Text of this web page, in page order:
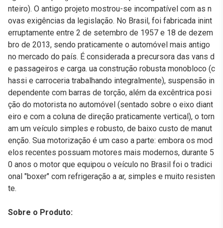
nteiro). O antigo projeto mostrou-se incompatível com as n
ovas exigências da legislação. No Brasil, foi fabricada inint
erruptamente entre 2 de setembro de 1957 e 18 de dezem
bro de 2013, sendo praticamente o automóvel mais antigo
no mercado do país. É considerada a precursora das vans d
e passageiros e carga. ua construção robusta monobloco (c
hassi e carroceria trabalhando integralmente), suspensão in
dependente com barras de torção, além da excêntrica posi
ção do motorista no automóvel (sentado sobre o eixo diant
eiro e com a coluna de direção praticamente vertical), o torn
am um veículo simples e robusto, de baixo custo de manut
enção. Sua motorização é um caso a parte: embora os mod
elos recentes possuam motores mais modernos, durante 5
0 anos o motor que equipou o veículo no Brasil foi o tradici
onal "boxer" com refrigeração a ar, simples e muito resisten
te.
Sobre o Produto: